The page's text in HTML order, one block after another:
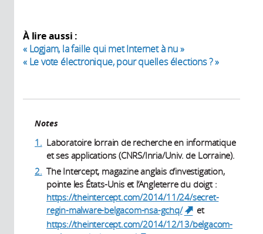
À lire aussi :
« Logjam, la faille qui met Internet à nu »
« Le vote électronique, pour quelles élections ? »
Notes
1. Laboratoire lorrain de recherche en informatique
et ses applications (CNRS/Inria/Univ. de Lorraine).
2. The Intercept, magazine anglais d’investigation,
pointe les États-Unis et l’Angleterre du doigt :
https://theintercept.com/2014/11/24/secret-
regin-malware-belgacom-nsa-gchq/
(link is
external)
et
https://theintercept.com/2014/12/13/belgacom-